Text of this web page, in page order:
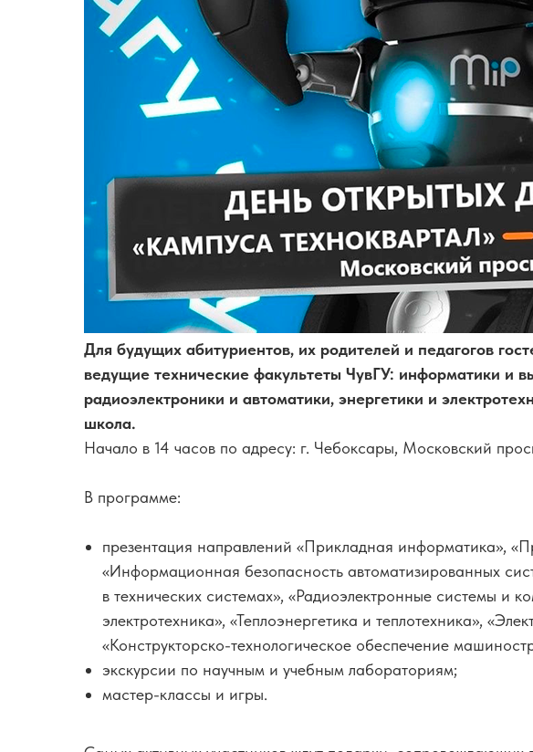
Для будущих абитуриентов, их родителей и педагогов
ведущие технические факультеты ЧувГУ: информатики и
радиоэлектроники и автоматики, энергетики и
школа.
Начало в 14 часов по адресу: г. Чебоксары, Московский
В программе:
презентация направлений «Прикладная информатика»,
«Информационная безопасность автоматизированных
в технических системах», «Радиоэлектронные системы и
электротехника», «Теплоэнергетика и теплотехника»,
«Конструкторско-технологическое обеспечение
экскурсии по научным и учебным лабораториям;
мастер-классы и игры.